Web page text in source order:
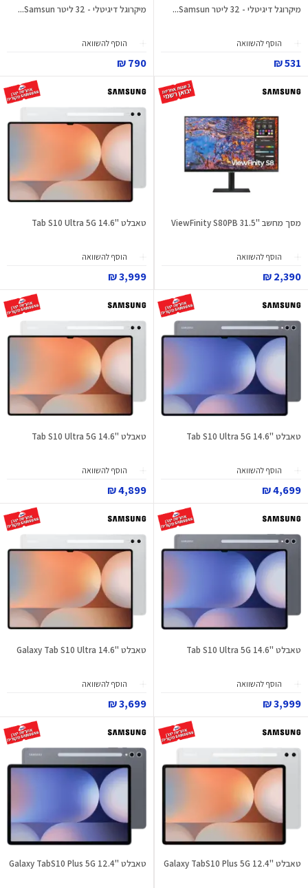
מיקרוגל דיגיטלי - 32 ליטר Samsun...
הוסף להשוואה
531 ₪
מיקרוגל דיגיטלי - 32 ליטר Samsun...
הוסף להשוואה
790 ₪
מסך מחשב "31.5 ViewFinity S80PB
הוסף להשוואה
2,390 ₪
טאבלט "Tab S10 Ultra 5G 14.6
הוסף להשוואה
3,999 ₪
טאבלט "Tab S10 Ultra 5G 14.6
הוסף להשוואה
4,699 ₪
טאבלט "Tab S10 Ultra 5G 14.6
הוסף להשוואה
4,899 ₪
טאבלט "Tab S10 Ultra 5G 14.6
הוסף להשוואה
3,999 ₪
טאבלט "Galaxy Tab S10 Ultra 14.6
הוסף להשוואה
3,699 ₪
טאבלט "Galaxy TabS10 Plus 5G 12.4 טאבלט "Galaxy TabS10 Plus 5G 12.4